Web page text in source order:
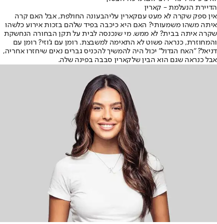
הדיירת הנעלמת - קארין
אין ספק שקרה לא מעט עםקארין עליהבעונה החולפת, אבל האם קרה
איתה משהו משמעותי? האם היא כיכבה בפיד שלהם בזכות אירוע כלשהו
שקרה איתה בבית? לא ממש. מי שנכנסה לבית על תקן הבחורה הנחשקת
והמחוזרת, כנראה פשוט לא התאימה למשבצת. רומן עם ג'וזי? רומן עם
דניאל? "האח הגדול" יכול היה להמשיך להכניס גברים נאים שיחזרו אחריה,
אבל כנראה שגם הוא הבין שלקארין סבבה בפינה שלה.